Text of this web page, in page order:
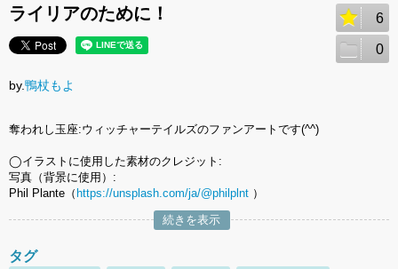
ライリアのために！ 6
0
by.鴨杖もよ
奪われし玉座:ウィッチャーテイルズのファンアートです(^^)
◯イラストに使用した素材のクレジット:
写真（背景に使用）:
Phil Plante（ https://unsplash.com/ja/@philplnt ）
続きを表示
タグ